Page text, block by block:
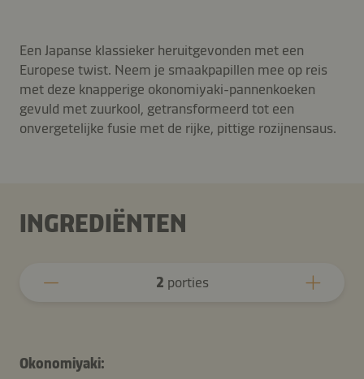
Een Japanse klassieker heruitgevonden met een
Europese twist. Neem je smaakpapillen mee op reis
met deze knapperige okonomiyaki-pannenkoeken
gevuld met zuurkool, getransformeerd tot een
onvergetelijke fusie met de rijke, pittige rozijnensaus.
INGREDIËNTEN
2 porties
Okonomiyaki: